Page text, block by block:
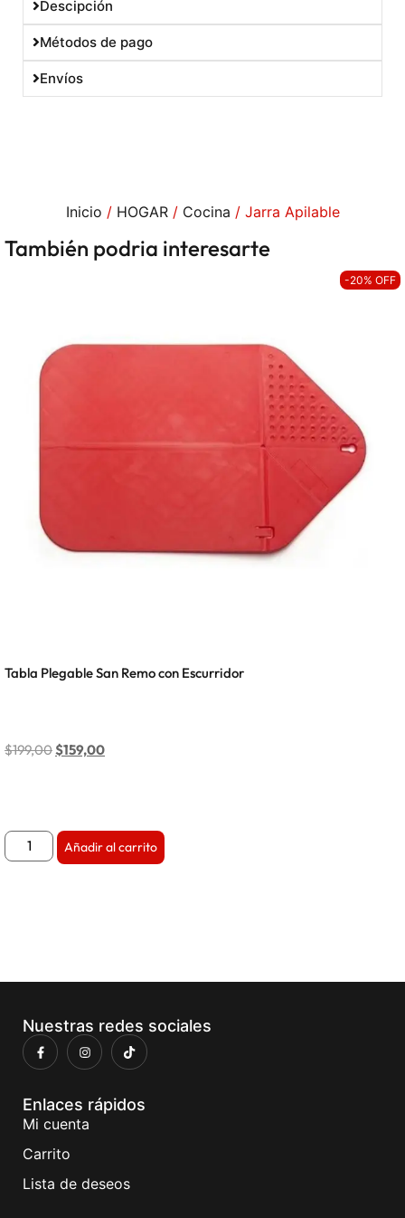
Descipción
Métodos de pago
Envíos
Inicio / HOGAR/ Cocina / Jarra Apilable
También podria interesarte
-20% OFF
Tabla Plegable San Remo con Escurridor
$199,00$159,00
Añadir al carrito
Nuestras redes sociales
Enlaces rápidos
Mi cuenta
Carrito
Lista de deseos